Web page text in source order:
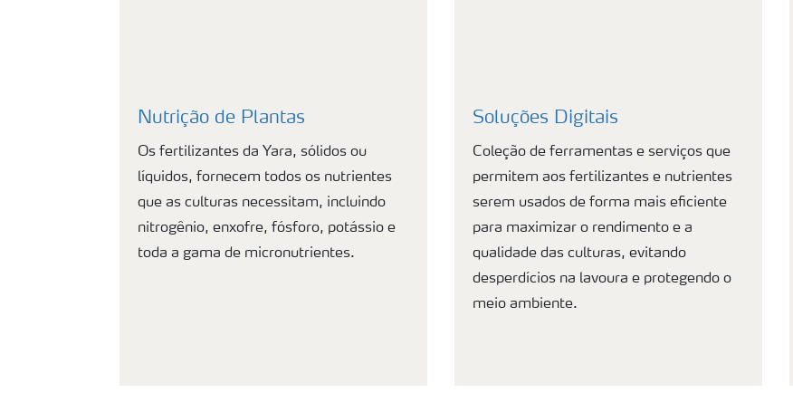
Nutrição de Plantas
Os fertilizantes da Yara, sólidos ou
líquidos, fornecem todos os nutrientes
que as culturas necessitam, incluindo
nitrogênio, enxofre, fósforo, potássio e
toda a gama de micronutrientes.
Soluções Digitais
Coleção de ferramentas e serviços que
permitem aos fertilizantes e nutrientes
serem usados de forma mais eficiente
para maximizar o rendimento e a
qualidade das culturas, evitando
desperdícios na lavoura e protegendo o
meio ambiente.